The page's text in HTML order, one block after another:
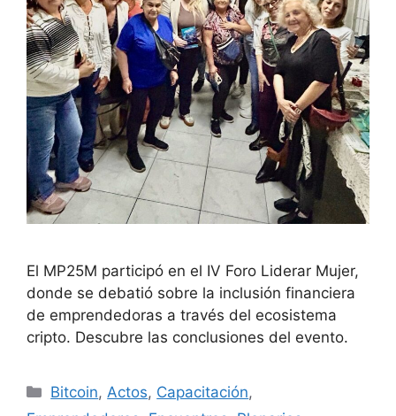
El MP25M participó en el IV Foro Liderar Mujer,
donde se debatió sobre la inclusión financiera
de emprendedoras a través del ecosistema
cripto. Descubre las conclusiones del evento.
Bitcoin,Actos, Capacitación,